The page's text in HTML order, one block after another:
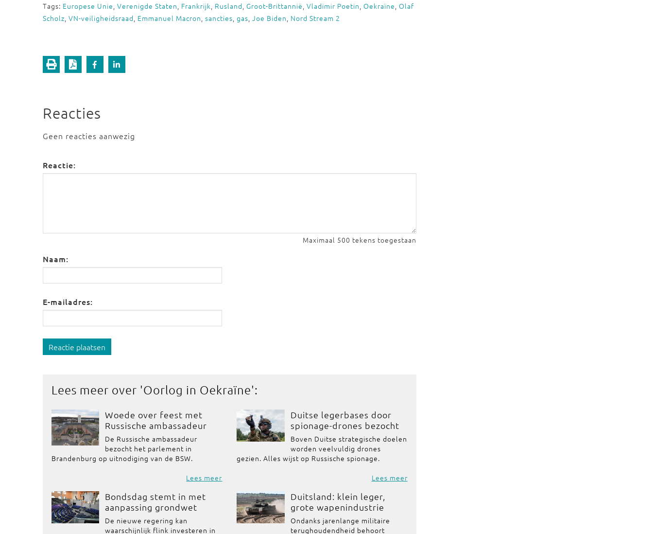
Tags: Europese Unie, Verenigde Staten, Frankrijk, Rusland, Groot-Brittannië, Vladimir Poetin, Oekraïne, Olaf
Scholz, VN-veiligheidsraad, Emmanuel Macron, sancties, gas, Joe Biden, Nord Stream 2
Reacties
Geen reacties aanwezig
Reactie:
Maximaal 500 tekens toegestaan
Naam:
E-mailadres:
Reactie plaatsen
Lees meer over 'Oorlog in Oekraïne':
Woede over feest met
Russische ambassadeur
De Russische ambassadeur
bezocht het parlement in
Brandenburg op uitnodiging van de BSW.
Lees meer
Duitse legerbases door
spionage-drones bezocht
Boven Duitse strategische doelen
worden veelvuldig drones
gezien. Alles wijst op Russische spionage.
Lees meer
Bondsdag stemt in met
aanpassing grondwet
De nieuwe regering kan
waarschijnlijk flink investeren in
Duitsland: klein leger,
grote wapenindustrie
Ondanks jarenlange militaire
terughoudendheid behoort